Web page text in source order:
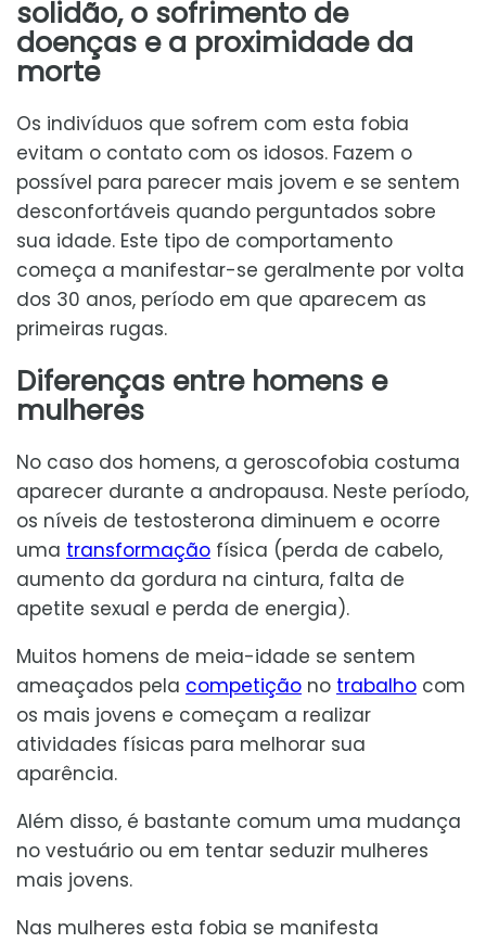
solidão, o sofrimento de
doenças e a proximidade da
morte
Os indivíduos que sofrem com esta fobia
evitam o contato com os idosos. Fazem o
possível para parecer mais jovem e se sentem
desconfortáveis quando perguntados sobre
sua idade. Este tipo de comportamento
começa a manifestar-se geralmente por volta
dos 30 anos, período em que aparecem as
primeiras rugas.
Diferenças entre homens e
mulheres
No caso dos homens, a geroscofobia costuma
aparecer durante a andropausa. Neste período,
os níveis de testosterona diminuem e ocorre
uma transformação física (perda de cabelo,
aumento da gordura na cintura, falta de
apetite sexual e perda de energia).
Muitos homens de meia-idade se sentem
ameaçados pela competição no trabalho com
os mais jovens e começam a realizar
atividades físicas para melhorar sua
aparência.
Além disso, é bastante comum uma mudança
no vestuário ou em tentar seduzir mulheres
mais jovens.
Nas mulheres esta fobia se manifesta